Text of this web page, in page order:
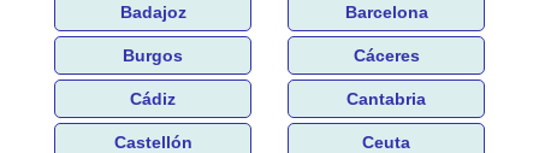
Badajoz Barcelona
Burgos Cáceres
Cádiz Cantabria
Castellón Ceuta